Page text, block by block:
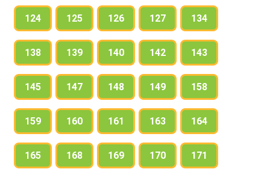
124 125 126 127 134
138 139 140 142 143
145 147 148 149 158
159 160 161 163 164
165 168 169 170 171